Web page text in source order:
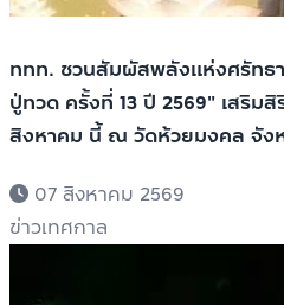
ททท. ชวนสัมผัสพลังแห่งศรัทธ
ปู่ทวด ครั้งที่ 13 ปี 2569" เสริม
สิงหาคม นี้ ณ วัดห้วยมงคล จัง
07 สิงหาคม 2569
ข่าวเทศกาล